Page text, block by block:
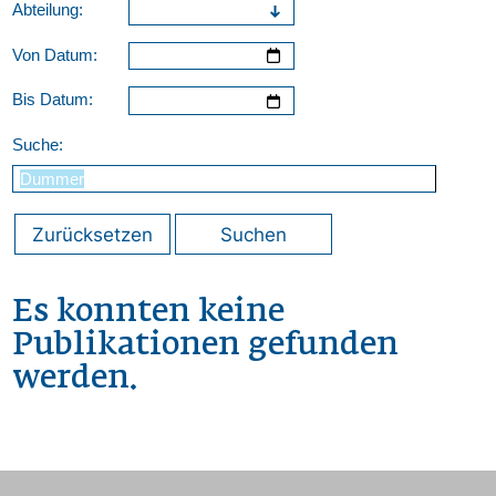
Abteilung:
Von Datum:
Bis Datum:
Suche:
Zurücksetzen Suchen
Es konnten keine
Publikationen gefunden
werden.